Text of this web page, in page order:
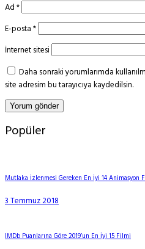
Ad*
E-posta*
İnternet sitesi
Daha sonraki yorumlarımda
site adresim bu tarayıcıya kaydedilsin.
Popüler
Mutlaka İzlenmesi Gereken En İyi 14 Animasyon
3 Temmuz 2018
IMDb Puanlarına Göre 2019’un En İyi 15 Filmi